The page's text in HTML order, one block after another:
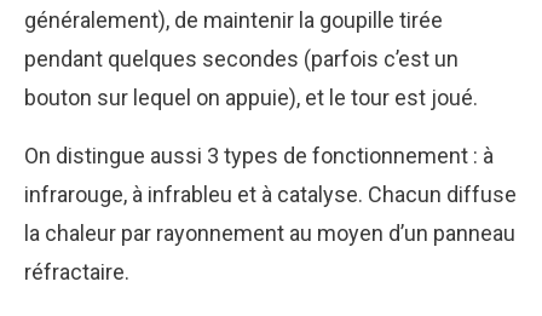
généralement), de maintenir la goupille tirée
pendant quelques secondes (parfois c’est un
bouton sur lequel on appuie), et le tour est joué.
On distingue aussi 3 types de fonctionnement : à
infrarouge, à infrableu et à catalyse. Chacun diffuse
la chaleur par rayonnement au moyen d’un panneau
réfractaire.